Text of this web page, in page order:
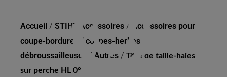
Accueil / STIHL Accessoires /
Accessoires pour
coupe-bordures / coupes-herbes /
débroussailleuses
/ Autres / Tête de taille-haies
sur perche HL 0°